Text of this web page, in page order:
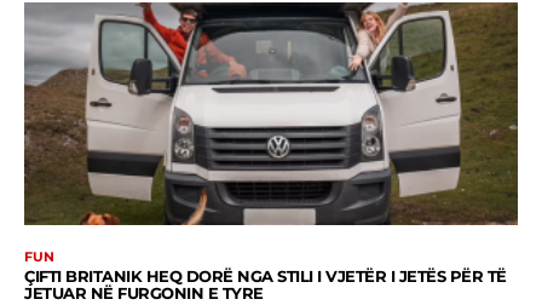
FUN
ÇIFTI BRITANIK HEQ DORË NGA STILI I VJETËR I JETËS PËR TË
JETUAR NË FURGONIN E TYRE